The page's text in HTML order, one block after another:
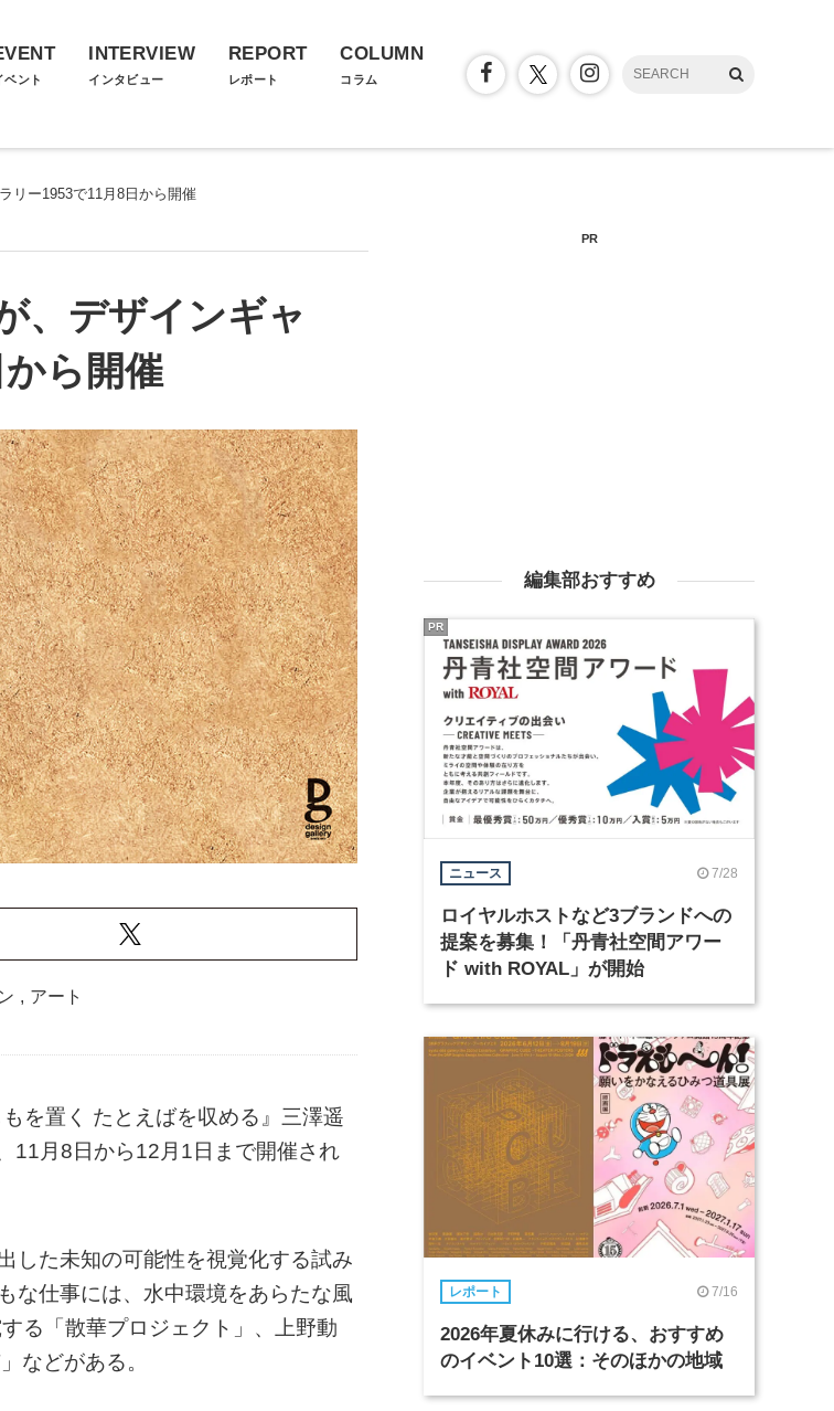
ベント
INTERVIEW
インタビュー
REPORT
レポート
COLUMN
コラム
リー1953で11月8日から開催
、デザインギャ
ら開催
, アート
を置く たとえばを収める』三澤遥
11月8日から12月1日まで開催され
した未知の可能性を視覚化する試み
な仕事には、水中環境をあらたな風
る「散華プロジェクト」、上野動
などがある。
PR
編集部おすすめ
ニュース 7/28
ロイヤルホストなど3ブランドへの
提案を募集！「丹青社空間アワー
ド with ROYAL」が開始
PR
レポート 7/16
2026年夏休みに行ける、おすすめ
のイベント10選：そのほかの地域